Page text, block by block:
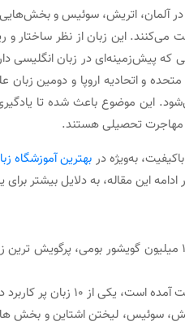
دیگر
زبان آلمانی اقدام کنند؟
می‌کنند. این زبان از نظر ساختار و
که پیش‌زمینه‌ای در زبان انگلیسی
و اتحادیه اروپا و دومین
این موضوع باعث شده تا یادگیری
مهاجرت تحصیلی هستند.
به‌ویژه در بهترین آموزشگاه
این مقاله، به دلایل بیشتر
زبان آلمانی با بیش از ۱۰۰ میلیون گویشور
۱۰ زبان پر کاربرد در جهان است.
سوئیس، لیختن‌ اشتاین و بخش